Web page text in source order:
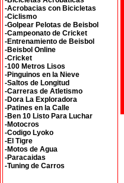
-Acrobacias con Bicicletas
-Ciclismo
-Golpear Pelotas de Beisbol
-Campeonato de Cricket
-Entrenamiento de Beisbol
-Beisbol Online
-Cricket
-100 Metros Lisos
-Pinguinos en la Nieve
-Saltos de Longitud
-Carreras de Atletismo
-Dora La Exploradora
-Patines en la Calle
-Ben 10 Listo Para Luchar
-Motocros
-Codigo Lyoko
-El Tigre
-Motos de Agua
-Paracaidas
-Tuning de Carros